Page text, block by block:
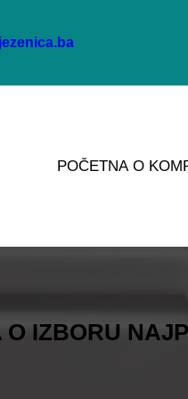
POČETNA O
O IZBORU